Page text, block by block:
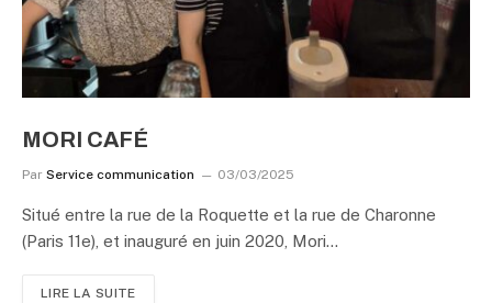
MORI CAFÉ
Par Service communication 03/03/2025
Situé entre la rue de la Roquette et la rue de Charonne
(Paris 11e), et inauguré en juin 2020, Mori…
LIRE LA SUITE